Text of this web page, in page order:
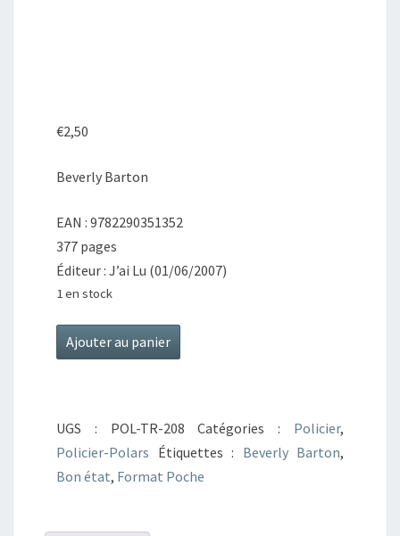
€2,50
Beverly Barton
EAN : 9782290351352
377 pages
Éditeur : J’ai Lu (01/06/2007)
1 en stock
quantité
de
si
douce
Ajouter au panier
UGS : POL-TR-208 Catégories : Policier,
Policier-Polars Étiquettes : Beverly Barton,
Bon état, Format Poche